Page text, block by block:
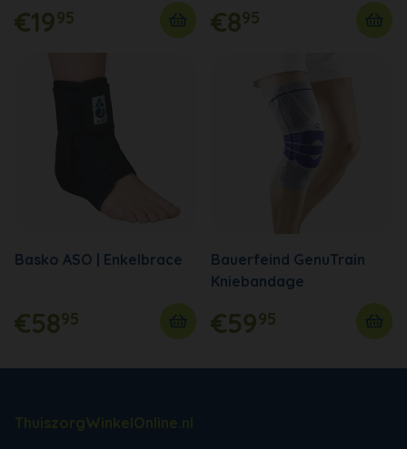
€1995 €895
Basko ASO | Enkelbrace
€5895
Bauerfeind GenuTrain
Kniebandage
€5995